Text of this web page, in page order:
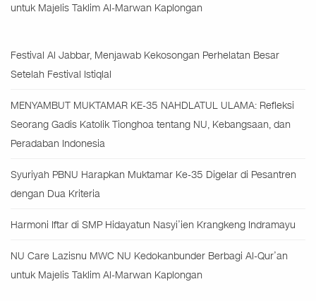
untuk Majelis Taklim Al-Marwan Kaplongan
Festival Al Jabbar, Menjawab Kekosongan Perhelatan Besar
Setelah Festival Istiqlal
MENYAMBUT MUKTAMAR KE-35 NAHDLATUL ULAMA: Refleksi
Seorang Gadis Katolik Tionghoa tentang NU, Kebangsaan, dan
Peradaban Indonesia
Syuriyah PBNU Harapkan Muktamar Ke-35 Digelar di Pesantren
dengan Dua Kriteria
Harmoni Iftar di SMP Hidayatun Nasyi’ien Krangkeng Indramayu
NU Care Lazisnu MWC NU Kedokanbunder Berbagi Al-Qur’an
untuk Majelis Taklim Al-Marwan Kaplongan